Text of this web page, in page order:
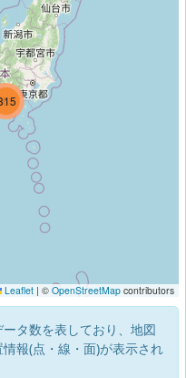
25
Leaflet | © OpenStreetMap contributors
タ数を表しており、地図
報(点・線・面)が表示され